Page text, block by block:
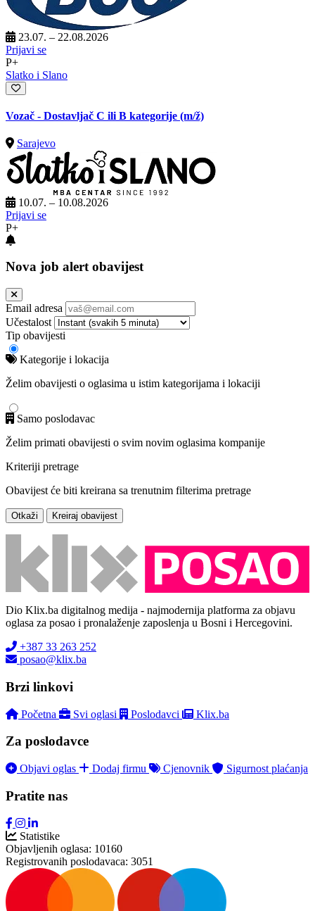
23.07. – 22.08.2026
Prijavi se
P+
Slatko i Slano
Vozač - Dostavljač C ili B kategorije (m/ž)
Sarajevo
10.07. – 10.08.2026
Prijavi se
P+
Nova job alert obavijest
Email adresa
Učestalost
Tip obavijesti
Kategorije i lokacija
Želim obavijesti o oglasima u istim kategorijama i lokaciji
Samo poslodavac
Želim primati obavijesti o svim novim oglasima kompanije
Kriteriji pretrage
Obavijest će biti kreirana sa trenutnim filterima pretrage
Otkaži Kreiraj obavijest
Dio Klix.ba digitalnog medija - najmodernija platforma za objavu
oglasa za posao i pronalaženje zaposlenja u Bosni i Hercegovini.
+387 33 263 252
posao@klix.ba
Brzi linkovi
Početna Svi oglasi Poslodavci Klix.ba
Za poslodavce
Objavi oglas Dodaj firmu Cjenovnik Sigurnost plaćanja
Pratite nas
Statistike
Objavljenih oglasa: 10160
Registrovanih poslodavaca: 3051